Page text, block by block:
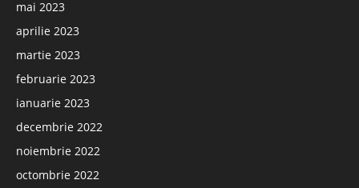
mai 2023
aprilie 2023
martie 2023
februarie 2023
ianuarie 2023
decembrie 2022
noiembrie 2022
octombrie 2022